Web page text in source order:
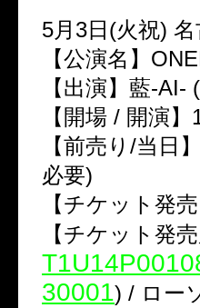
5月3日(火祝)
【公演名】
【出演】藍-AI-
【開場 / 開演
【前売り/当日
必要)
【チケット発
【チケット発
30001) / ロー